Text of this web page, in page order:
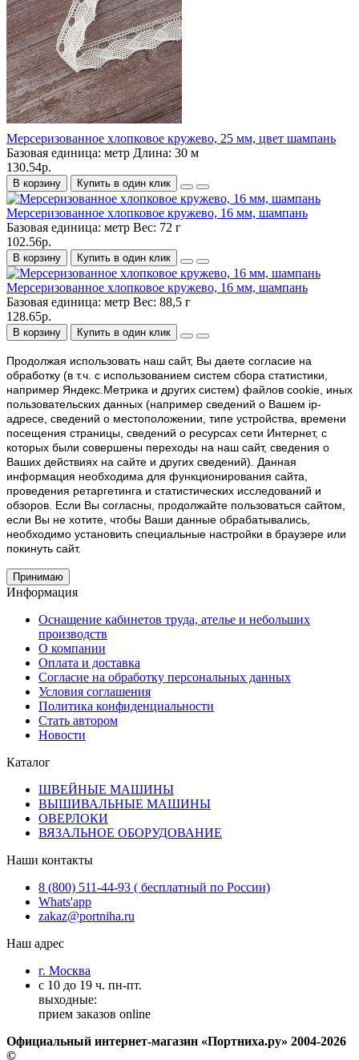
Мерсеризованное хлопковое кружево, 25 мм, цвет шампань
Базовая единица: метр Длина: 30 м
130.54р.
В корзину Купить в один клик
Мерсеризованное хлопковое кружево, 16 мм, шампань
Базовая единица: метр Вес: 72 г
102.56р.
В корзину Купить в один клик
Мерсеризованное хлопковое кружево, 16 мм, шампань
Базовая единица: метр Вес: 88,5 г
128.65р.
В корзину Купить в один клик
Продолжая использовать наш cайт, Вы даете согласие на
обработку (в т.ч. с использованием систем сбора статистики,
например Яндекс.Метрика и других систем) файлов cookie, иных
пользовательских данных (например сведений о Вашем ip-
адресе, сведений о местоположении, типе устройства, времени
посещения страницы, сведений о ресурсах сети Интернет, с
которых были совершены переходы на наш сайт, сведения о
Ваших действиях на сайте и других сведений). Данная
информация необходима для функционирования сайта,
проведения ретаргетинга и статистических исследований и
обзоров. Если Вы согласны, продолжайте пользоваться сайтом,
если Вы не хотите, чтобы Ваши данные обрабатывались,
необходимо установить специальные настройки в браузере или
покинуть сайт.
Принимаю
Информация
Оснащение кабинетов труда, ателье и небольших
производств
О компании
Оплата и доставка
Согласие на обработку персональных данных
Условия соглашения
Политика конфиденциальности
Стать автором
Новости
Каталог
ШВЕЙНЫЕ МАШИНЫ
ВЫШИВАЛЬНЫЕ МАШИНЫ
ОВЕРЛОКИ
ВЯЗАЛЬНОЕ ОБОРУДОВАНИЕ
Наши контакты
8 (800) 511-44-93 ( бесплатный по России)
Whats'app
zakaz@portniha.ru
Наш адрес
г. Москва
с 10 до 19 ч. пн-пт.
выходные:
прием заказов online
Официальный интернет-магазин «Портниха.ру» 2004-2026
©